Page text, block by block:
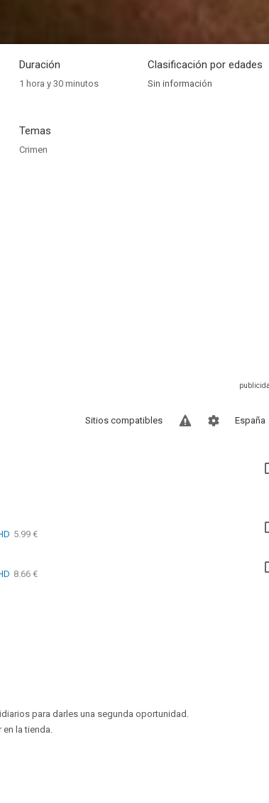
Duración
1 hora y 30 minutos
Clasificación por edades
Sin información
Temas
Crimen
España
Sitios compatibles
5.99 €
8.66 €
para darles una segunda oportunidad.
en la tienda.